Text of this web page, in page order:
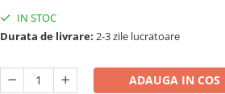
IN STOC
Durata de livrare: 2-3 zile lucratoare
ADAUGA IN COS